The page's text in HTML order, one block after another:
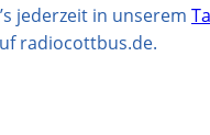
jederzeit in unserem
radiocottbus.de.